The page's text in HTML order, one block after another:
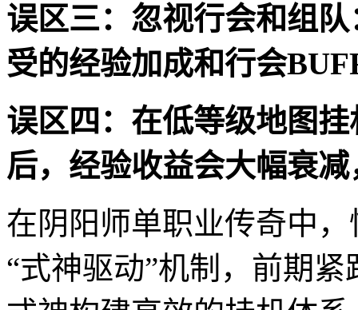
误区三：忽视行会和组
受的经验加成和行会
误区四：在低等级地图
后，经验收益会大幅衰
在阴阳师单职业传奇中
“式神驱动”机制，前期